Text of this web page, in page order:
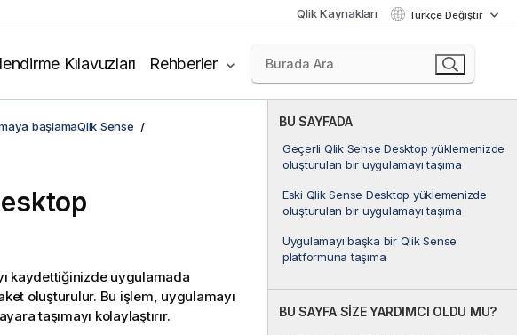
Qlik Kaynakları Türkçe Değiştir
Kılavuzları Rehberler
BU SAYFADA
Geçerli Qlik Sense Desktop yüklemenizde
oluşturulan bir uygulamayı taşıma
Eski Qlik Sense Desktop yüklemenizde
oluşturulan bir uygulamayı taşıma
Uygulamayı başka bir Qlik Sense
platformuna taşıma
BU SAYFA SİZE YARDIMCI OLDU MU?
başlamaQlik Sense
kaydettiğinizde uygulamada
oluşturulur. Bu işlem, uygulamayı
taşımayı kolaylaştırır.